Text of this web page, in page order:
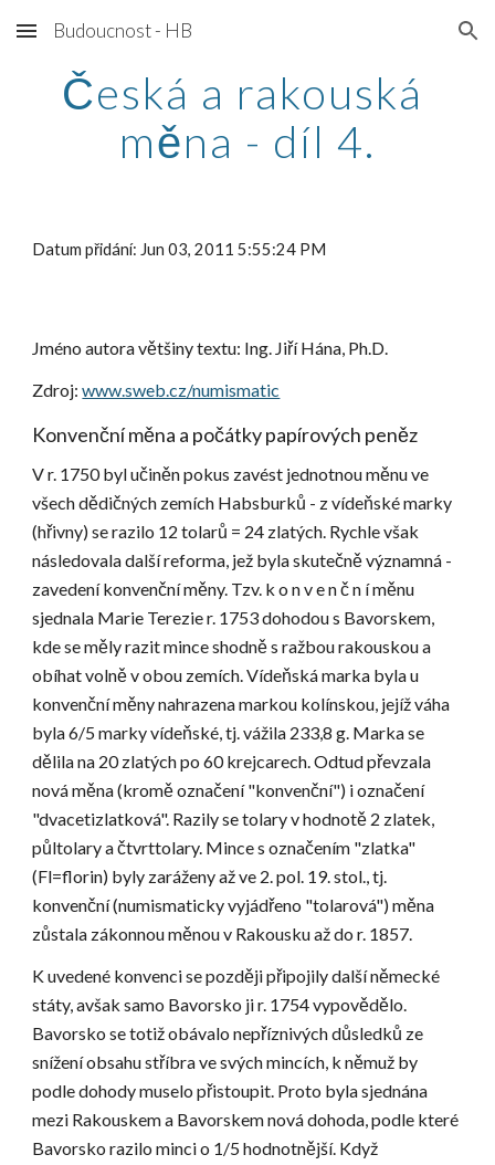
Skip to main content Skip to navigation
Budoucnost - HB
Česká a rakouská
měna - díl 4.
Datum přidání: Jun 03, 2011 5:55:24 PM
Jméno autora většiny textu: Ing. Jiří Hána, Ph.D.
Zdroj: www.sweb.cz/numismatic
Konvenční měna a počátky papírových peněz
V r. 1750 byl učiněn pokus zavést jednotnou měnu ve
všech dědičných zemích Habsburků - z vídeňské marky
(hřivny) se razilo 12 tolarů = 24 zlatých. Rychle však
následovala další reforma, jež byla skutečně významná -
zavedení konvenční měny. Tzv. k o n v e n č n í měnu
sjednala Marie Terezie r. 1753 dohodou s Bavorskem,
kde se měly razit mince shodně s ražbou rakouskou a
obíhat volně v obou zemích. Vídeňská marka byla u
konvenční měny nahrazena markou kolínskou, jejíž váha
byla 6/5 marky vídeňské, tj. vážila 233,8 g. Marka se
dělila na 20 zlatých po 60 krejcarech. Odtud převzala
nová měna (kromě označení "konvenční") i označení
"dvacetizlatková". Razily se tolary v hodnotě 2 zlatek,
půltolary a čtvrttolary. Mince s označením "zlatka"
(Fl=florin) byly zaráženy až ve 2. pol. 19. stol., tj.
konvenční (numismaticky vyjádřeno "tolarová") měna
zůstala zákonnou měnou v Rakousku až do r. 1857.
K uvedené konvenci se později připojily další německé
státy, avšak samo Bavorsko ji r. 1754 vypovědělo.
Bavorsko se totiž obávalo nepříznivých důsledků ze
snížení obsahu stříbra ve svých mincích, k němuž by
podle dohody muselo přistoupit. Proto byla sjednána
mezi Rakouskem a Bavorskem nová dohoda, podle které
Bavorsko razilo minci o 1/5 hodnotnější. Když